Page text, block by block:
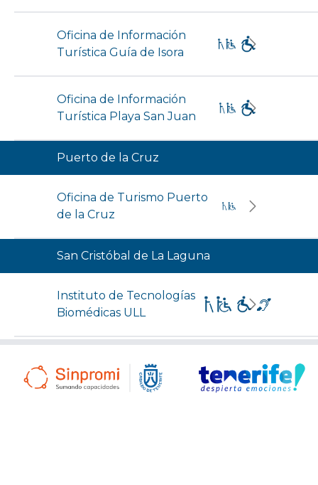
Oficina de Información
Turística Guía de Isora
Oficina de Información
Turística Playa San Juan
Puerto de la Cruz
Oficina de Turismo Puerto
de la Cruz
San Cristóbal de La Laguna
Instituto de Tecnologías
Biomédicas ULL
Laguna. Casa de Los
Capitanes